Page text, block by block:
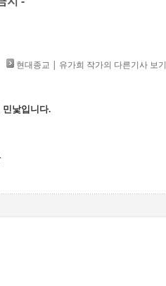
현대종교 | 유가희 작가의 다른기사 보기
민낯입니다.